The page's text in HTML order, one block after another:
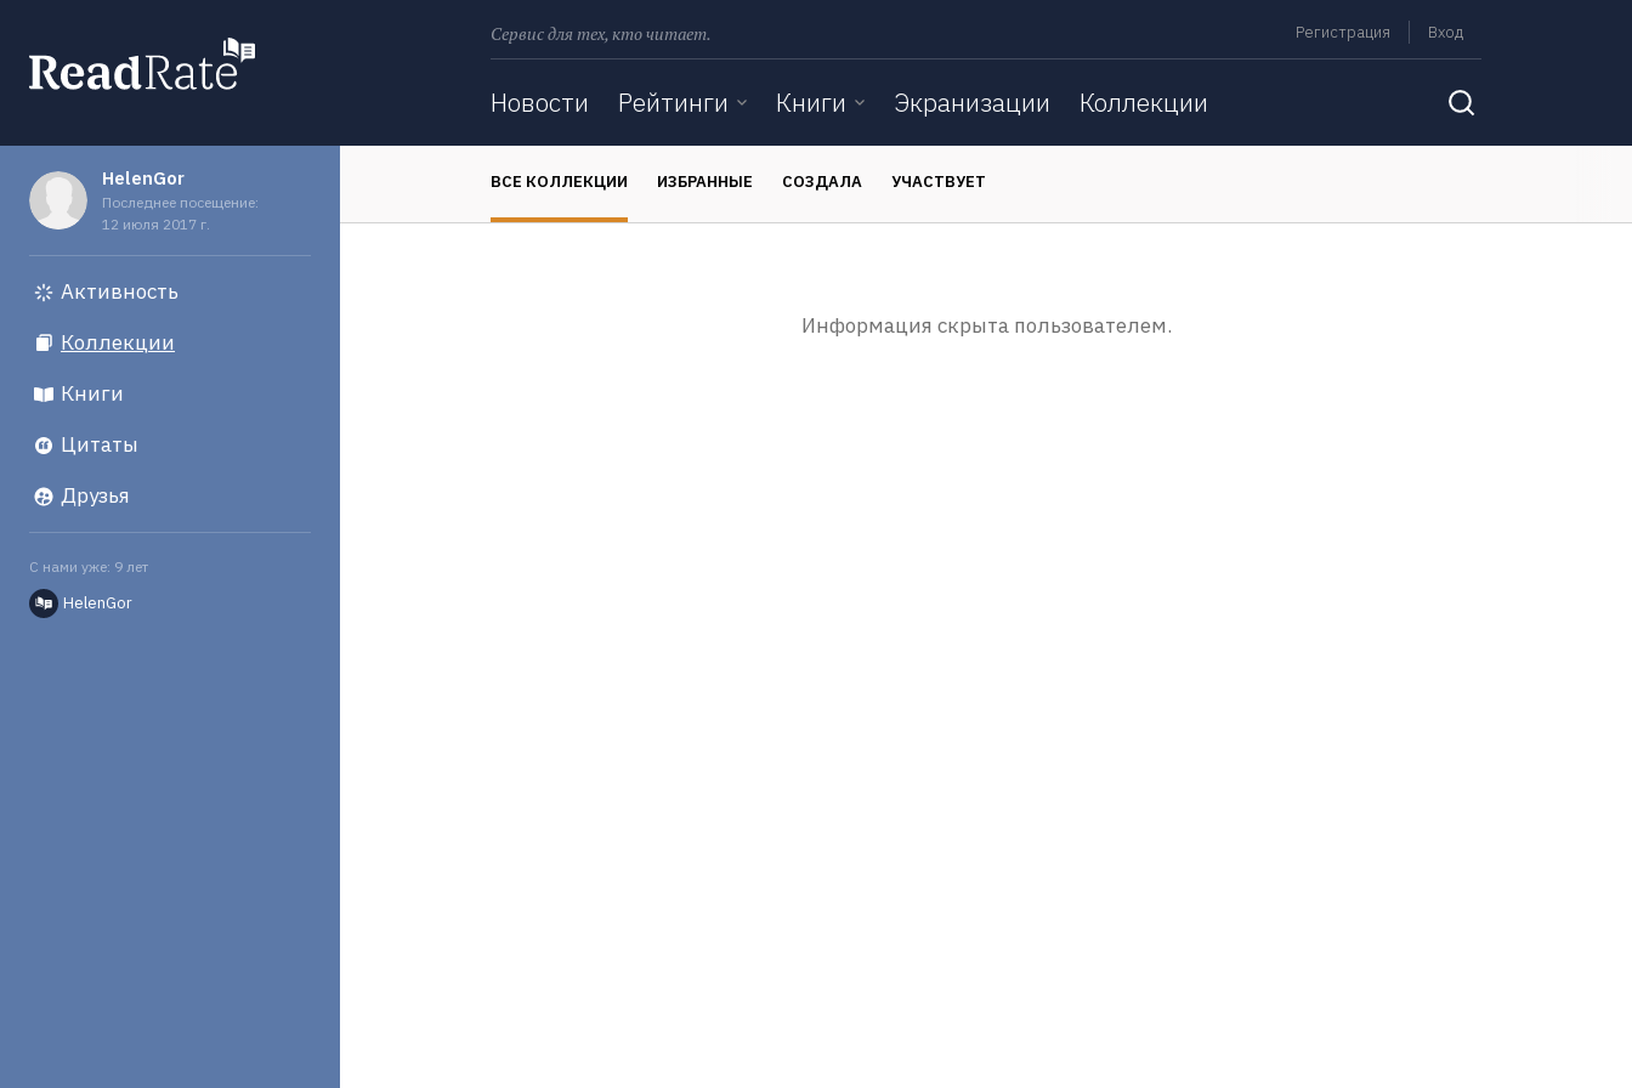
Сервис для тех, кто читает. Регистрация Вход
Новости Рейтинги Книги Экранизации Коллекции
HelenGor
Последнее посещение:
12 июля 2017 г.
Активность
Коллекции
Книги
Цитаты
Друзья
С нами уже: 9 лет
HelenGor
ВСЕ КОЛЛЕКЦИИ ИЗБРАННЫЕ СОЗДАЛА УЧАСТВУЕТ
Информация скрыта пользователем.